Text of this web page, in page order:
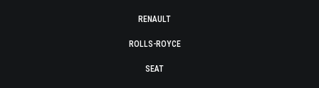
RENAULT
ROLLS-ROYCE
SEAT